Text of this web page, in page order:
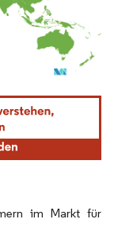
Namensnennung gemäß
im Markt für